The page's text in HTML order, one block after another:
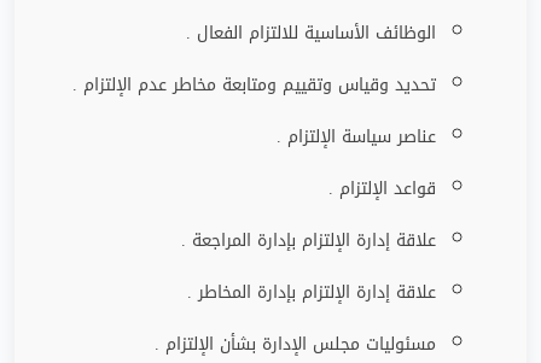
الوظائف الأساسية للالتزام الفعال .
تحديد وقياس وتقييم ومتابعة مخاطر عدم الإلتزام .
عناصر سياسة الإلتزام .
قواعد الإلتزام .
علاقة إدارة الإلتزام بإدارة المراجعة .
علاقة إدارة الإلتزام بإدارة المخاطر .
مسئوليات مجلس الإدارة بشأن الإلتزام .